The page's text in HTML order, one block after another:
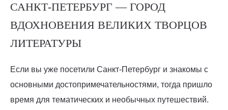
САНКТ-ПЕТЕРБУРГ — ГОРОД
ВДОХНОВЕНИЯ ВЕЛИКИХ ТВОРЦОВ
ЛИТЕРАТУРЫ
Если вы уже посетили Санкт-Петербург и знакомы с
основными достопримечательностями, тогда пришло
время для тематических и необычных путешествий.